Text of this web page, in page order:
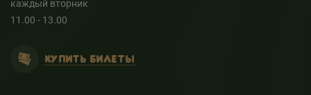
каждый вторник
11.00 - 13.00
КУПИТЬ БИЛЕТЫ